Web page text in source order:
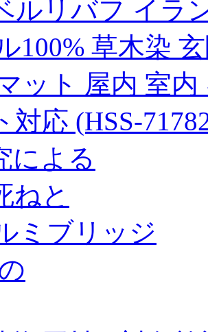
ルリバフ イラ
100% 草木染
ット 屋内 室
対応 (HSS-
による
ねと
ミブリッジ